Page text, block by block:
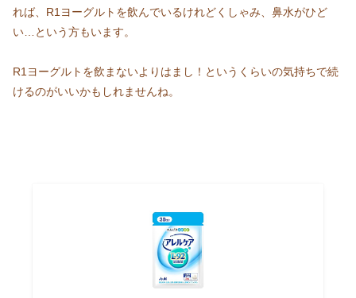
れば、R1ヨーグルトを飲んでいるけれどくしゃみ、鼻水がひど
い…という方もいます。
R1ヨーグルトを飲まないよりはまし！というくらいの気持ちで続
けるのがいいかもしれませんね。